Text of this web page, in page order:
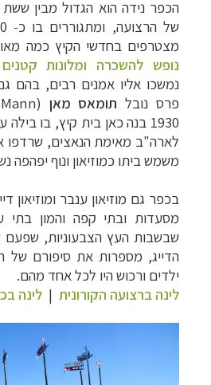
הכפר נידה הוא הגדול מבין
מצטרפים בחדשי הקיץ כמה
נופש להשכרה ומלונות
נמשכו אליו אמנים רבים, בהם
פרס נובל תומאס מאן (
1930 בנה כאן בית קיץ, בו
לארה"ב מאימת הנאצים, שרדפו
משמש ביתו כמוזיאון ונוף יפהפה
בכפר גם מוזיאון ענבר ומוזיאון
מסעדות ובתי קפה והמון בתי
שבשבות העץ הצבעוניות, שפעם
הדייג, מספרות את סיפורם של
ילדים ורכוש היו לכל אחד מהם.
לינה ברצועה הקורונית | לינה